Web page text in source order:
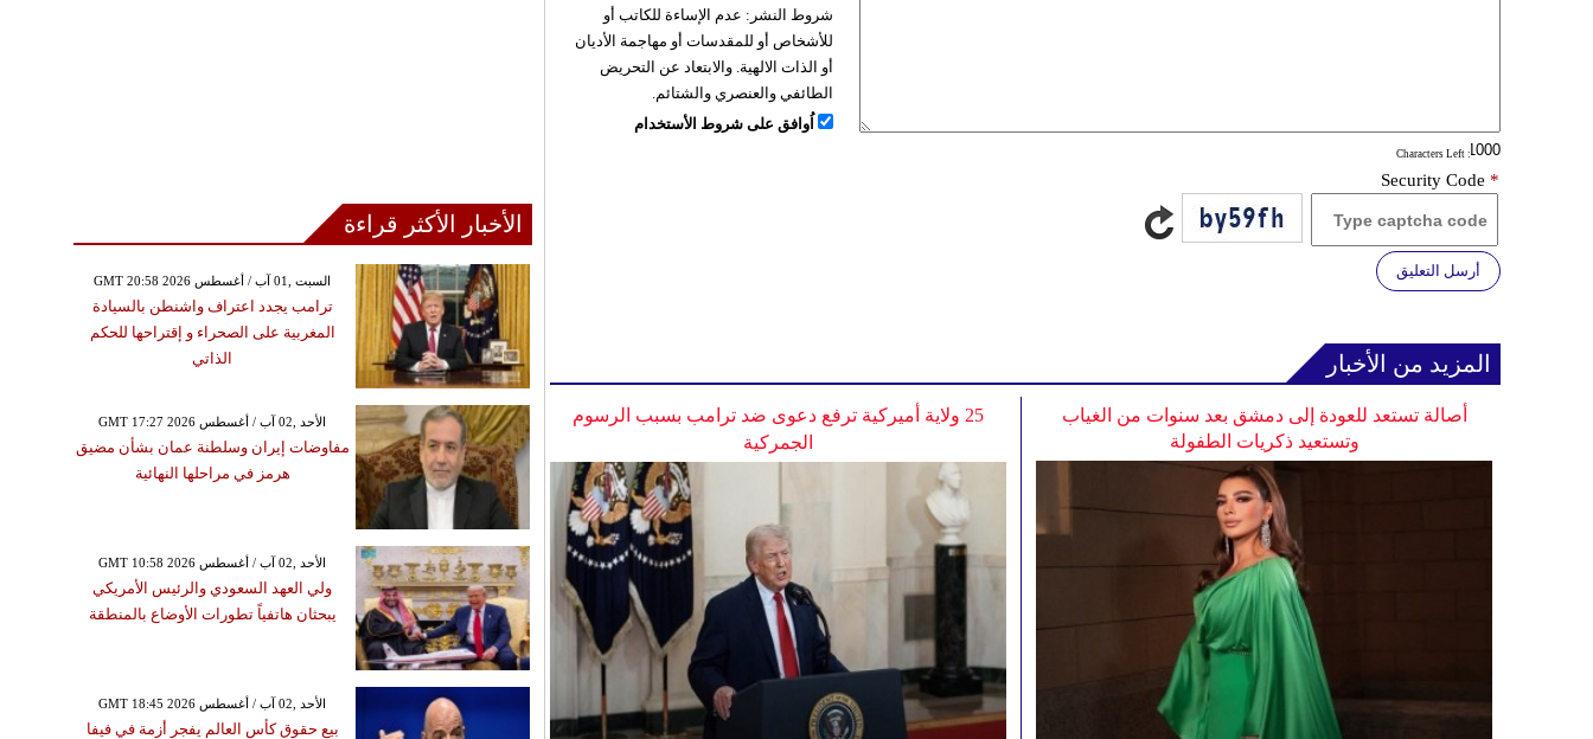
: Characters Left
شروط النشر: عدم الإساءة للكاتب أو
للأشخاص أو للمقدسات أو مهاجمة الأديان
أو الذات الالهية. والابتعاد عن التحريض
الطائفي والعنصري والشتائم.
اُوافق على شروط الأستخدام
Security Code *
أرسل التعليق
المزيد من الأخبار
25 ولاية أميركية ترفع دعوى ضد ترامب بسبب الرسوم
الجمركية
أصالة تستعد للعودة إلى دمشق بعد سنوات من الغياب
وتستعيد ذكريات الطفولة
الأخبار الأكثر قراءة
GMT 20:58 2026 السبت ,01 آب / أغسطس
ترامب يجدد اعتراف واشنطن بالسيادة
المغربية على الصحراء و إقتراحها للحكم
الذاتي
GMT 17:27 2026 الأحد ,02 آب / أغسطس
مفاوضات إيران وسلطنة عمان بشأن مضيق
هرمز في مراحلها النهائية
GMT 10:58 2026 الأحد ,02 آب / أغسطس
ولي العهد السعودي والرئيس الأمريكي
يبحثان هاتفياً تطورات الأوضاع بالمنطقة
GMT 18:45 2026 الأحد ,02 آب / أغسطس
بيع حقوق كأس العالم يفجر أزمة في فيفا